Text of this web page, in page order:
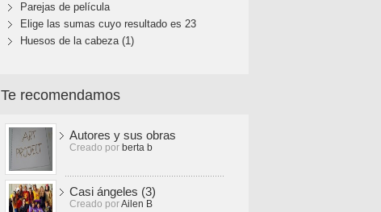
Parejas de película
Elige las sumas cuyo resultado es 23
Huesos de la cabeza (1)
Te recomendamos
Autores y sus obras
Creado por berta b
Casi ángeles (3)
Creado porAilen B